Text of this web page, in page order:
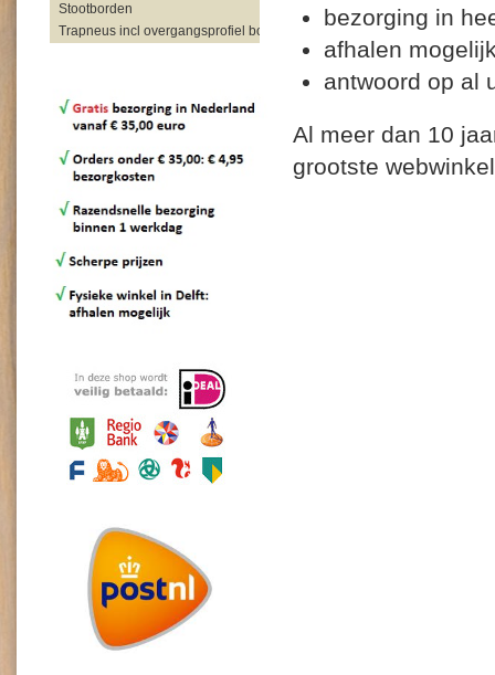
Stootborden
Trapneus incl overgangsprofiel bovenzijde trap
bezorging in
afhalen
antwoord op al
Al meer dan 10
grootste